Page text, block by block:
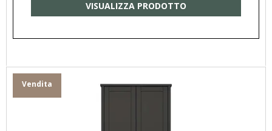
VISUALIZZA PRODOTTO
Vendita